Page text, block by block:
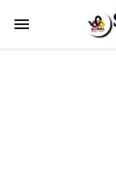
Tugas